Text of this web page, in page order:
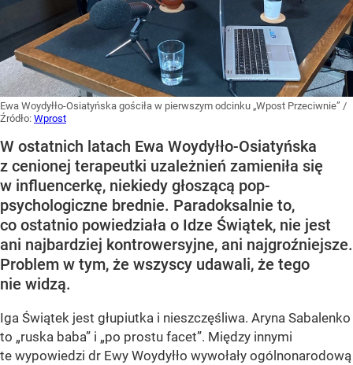
Ewa Woydyłło-Osiatyńska gościła w pierwszym odcinku „Wpost Przeciwnie” /
Źródło: Wprost
W ostatnich latach Ewa Woydyłło-Osiatyńska
z cenionej terapeutki uzależnień zamieniła się
w influencerkę, niekiedy głoszącą pop-
psychologiczne brednie. Paradoksalnie to,
co ostatnio powiedziała o Idze Świątek, nie jest
ani najbardziej kontrowersyjne, ani najgroźniejsze.
Problem w tym, że wszyscy udawali, że tego
nie widzą.
Iga Świątek jest głupiutka i nieszczęśliwa. Aryna Sabalenko
to „ruska baba” i „po prostu facet”. Między innymi
te wypowiedzi dr Ewy Woydyłło wywołały ogólnonarodową